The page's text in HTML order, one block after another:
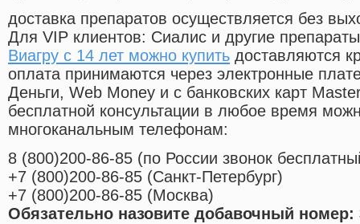
доставка препаратов осуществляется без
Для VIP клиентов: Сиалис и другие
Виагру с 14 лет можно купить доставляются
оплата принимаются через электронные
Деньги, Web Money и с банковских карт
бесплатной консультации в любое время
многоканальным телефонам:
8 (800)200-86-85 (по России звонок
+7 (800)200-86-85 (Санкт-Петербург)
+7 (800)200-86-85 (Москва)
Обязательно назовите добавочный номер: